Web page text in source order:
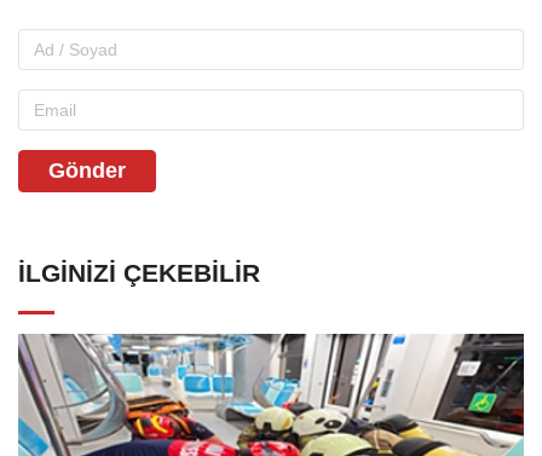
Gönder
İLGINIZI ÇEKEBILIR